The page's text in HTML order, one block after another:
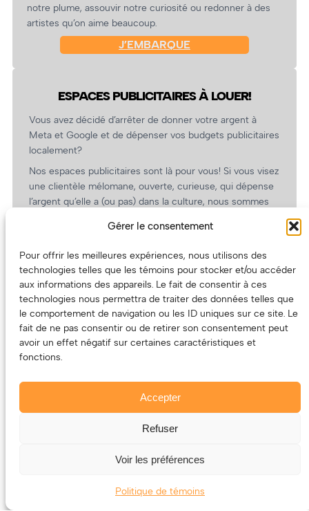
Gérer le consentement
Pour offrir les meilleures expériences, nous utilisons des
technologies telles que les témoins pour stocker et/ou accéder
aux informations des appareils. Le fait de consentir à ces
technologies nous permettra de traiter des données telles que
le comportement de navigation ou les ID uniques sur ce site. Le
fait de ne pas consentir ou de retirer son consentement peut
avoir un effet négatif sur certaines caractéristiques et
fonctions.
Accepter
Refuser
Voir les préférences
Politique de témoins
notre plume, assouvir notre curiosité ou redonner à des
artistes qu’on aime beaucoup.
J’EMBARQUE
ESPACES PUBLICITAIRES À LOUER!
Vous avez décidé d’arrêter de donner votre argent à
Meta et Google et de dépenser vos budgets publicitaires
localement?
Nos espaces publicitaires sont là pour vous! Si vous visez
une clientèle mélomane, ouverte, curieuse, qui dépense
l’argent qu’elle a (ou pas) dans la culture, nous sommes
revient.
(Oui, on va avoir des tarifs spéciaux pour vous, les
artistes!)
Le contenu (texte et photos) appartient à ses créatrices et